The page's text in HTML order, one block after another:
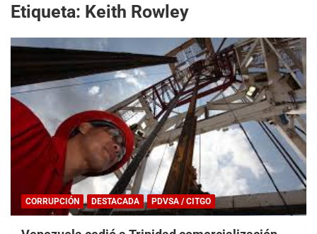
Etiqueta: Keith Rowley
CORRUPCIÓN DESTACADA PDVSA / CITGO